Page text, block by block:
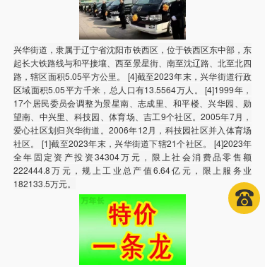
兴华街道，隶属于辽宁省沈阳市铁西区，位于铁西区东中部，东
起长大铁路线与和平接壤、西至景星街、南至沈辽路、北至北四
路，辖区面积5.05平方公里。 [4]截至2023年末，兴华街道行政
区域面积5.05平方千米，总人口有13.5564万人。 [4]1999年，
17个居民委员会调整为景星南、志成里、和平楼、兴华园、勋
望南、中兴里、科技园、体育场、吉工9个社区。2005年7月，
爱心社区划归兴华街道。2006年12月，科技园社区并入体育场
社区。 [1]截至2023年末，兴华街道下辖21个社区。 [4]2023年
全年固定资产投资34304万元，限上社会消费品零售额
222444.8万元，规上工业总产值6.64亿元，限上服务业
182133.5万元。